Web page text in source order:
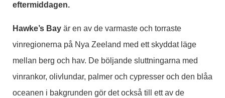
eftermiddagen.
Hawke’s Bay är en av de varmaste och torraste
vinregionerna på Nya Zeeland med ett skyddat läge
mellan berg och hav. De böljande sluttningarna med
vinrankor, olivlundar, palmer och cypresser och den blåa
oceanen i bakgrunden gör det också till ett av de